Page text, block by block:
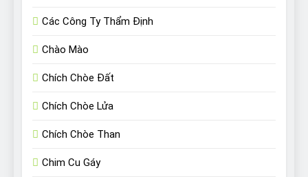
Các Công Ty Thẩm Định
Chào Mào
Chích Chòe Đất
Chích Chòe Lửa
Chích Chòe Than
Chim Cu Gáy